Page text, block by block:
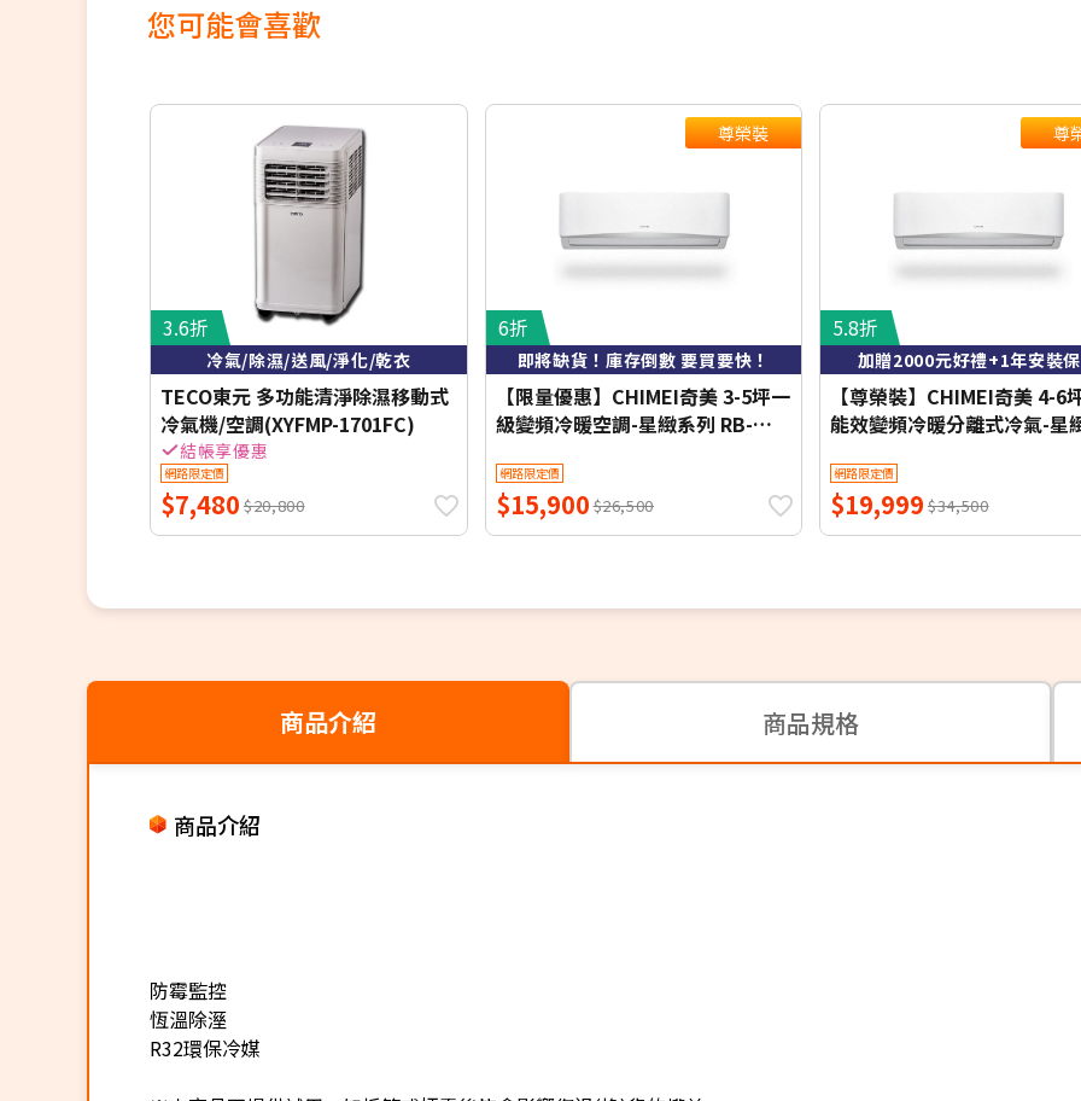
您可能會喜歡
3.6折
冷氣/除濕/送風/淨化/乾衣
TECO東元 多功能清淨除濕移動式
冷氣機/空調(XYFMP-1701FC)
結帳享優惠
網路限定價
$7,480 $20,800
尊榮裝
6折
即將缺貨！庫存倒數 要買要快！
【限量優惠】CHIMEI奇美 3-5坪一
級變頻冷暖空調-星緻系列 RB-
安裝+舊機回收】【加贈2000元好
禮+1年安裝保固】
網路限定價
$15,900$26,500
尊
5.8折
加贈2000元好禮+1年安裝
【尊榮裝】CHIMEI奇美 4-6
能效變頻冷暖分離式冷氣-星
S37HG1【含基本安裝+舊機
收】【加贈2000元好禮+1年
保固】
網路限定價
$19,999 $34,500
商品介紹 商品規格
商品介紹
防霉監控
恆溫除溼
R32環保冷媒